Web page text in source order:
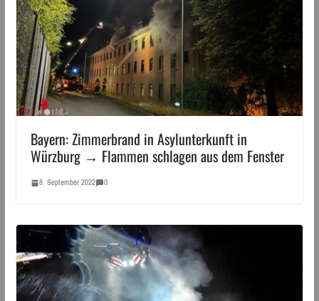
Bayern: Zimmerbrand in Asylunterkunft in
Würzburg → Flammen schlagen aus dem Fenster
8. September 2022 0